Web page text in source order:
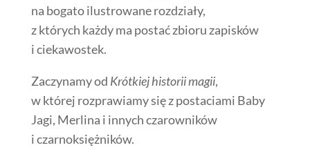
na bogato ilustrowane rozdziały,
z których każdy ma postać zbioru zapisków
i ciekawostek.
Zaczynamy od Krótkiej historii magii,
w której rozprawiamy się z postaciami Baby
Jagi, Merlina i innych czarowników
i czarnoksiężników.